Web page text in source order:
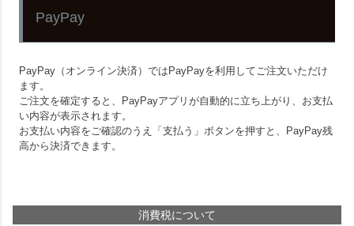
PayPay
PayPay（オンライン決済）ではPayPayを利用してご注文いただけ
ます。
ご注文を確定すると、PayPayアプリが自動的に立ち上がり、お支払
い内容が表示されます。
お支払い内容をご確認のうえ「支払う」ボタンを押すと、PayPay残
高から決済できます。
消費税について